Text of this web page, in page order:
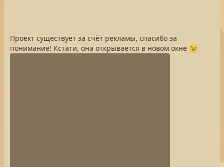
Проект существует за счёт рекламы, спасибо за
понимание! Кстати, она открывается в новом окне 😉